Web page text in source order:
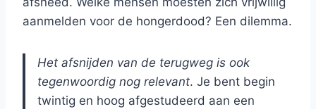
aanmelden voor de hongerdood? Een dilemma.
Het afsnijden van de terugweg is ook
tegenwoordig nog relevant. Je bent begin
twintig en hoog afgestudeerd aan een